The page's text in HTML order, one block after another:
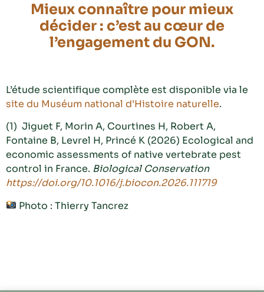
Mieux connaître pour mieux
décider : c’est au cœur de
l’engagement du GON.
L’étude scientifique complète est disponible via le
site du Muséum national d’Histoire naturelle.
(1) Jiguet F, Morin A, Courtines H, Robert A,
Fontaine B, Levrel H, Princé K (2026) Ecological and
economic assessments of native vertebrate pest
control in France. Biological Conservation
https://doi.org/10.1016/j.biocon.2026.111719
Photo : Thierry Tancrez